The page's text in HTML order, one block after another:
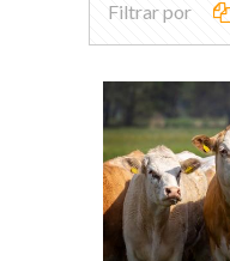
Filtrar por